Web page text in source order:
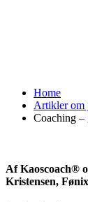
Home
Artikler om
Coaching –
Af Kaoscoach®
Kristensen,